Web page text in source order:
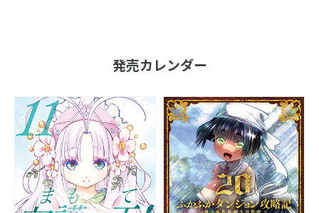
発売カレンダー